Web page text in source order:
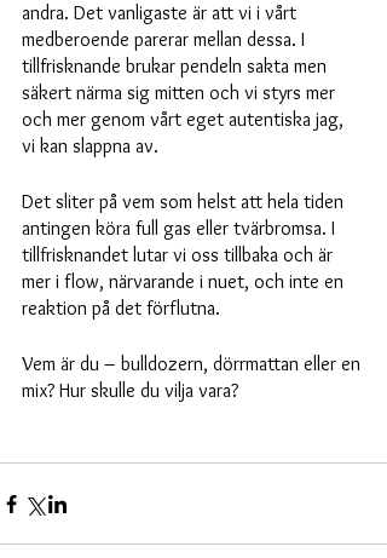
andra. Det vanligaste är att vi i vårt
medberoende parerar mellan dessa. I
tillfrisknande brukar pendeln sakta men
säkert närma sig mitten och vi styrs mer
och mer genom vårt eget autentiska jag,
vi kan slappna av.
Det sliter på vem som helst att hela tiden
antingen köra full gas eller tvärbromsa. I
tillfrisknandet lutar vi oss tillbaka och är
mer i flow, närvarande i nuet, och inte en
reaktion på det förflutna.
Vem är du – bulldozern, dörrmattan eller en
mix? Hur skulle du vilja vara?